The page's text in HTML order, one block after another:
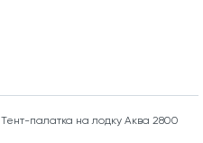
Тент-палатка на лодку Аква 2800